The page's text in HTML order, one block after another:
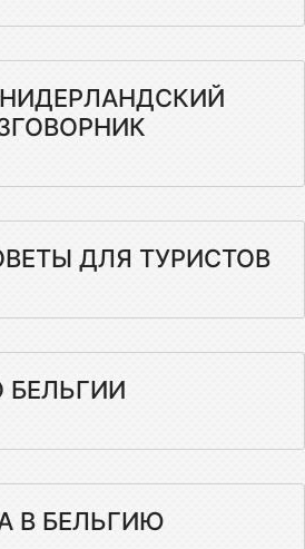
ДЛЯ ТУРИСТОВ
БЕЛЬГИИ
В БЕЛЬГИЮ